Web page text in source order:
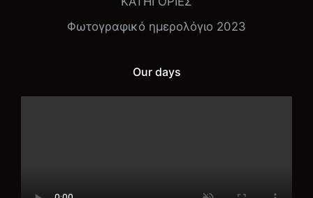
Φωτογραφικό ημερολόγιο 2023
Our days